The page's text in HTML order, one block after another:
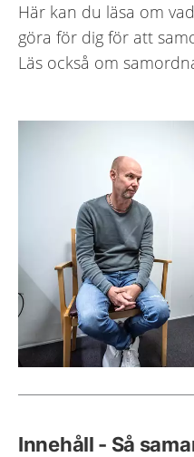
Här kan du läsa om
göra för dig för att
Läs också om
Innehåll - Så